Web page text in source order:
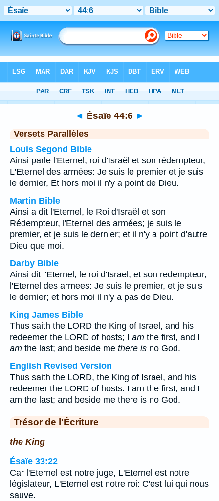
Chapitre 44> Verset 6
◄ Ésaïe 44:6 ►
Versets Parallèles
Louis Segond Bible
Ainsi parle l'Eternel, roi d'Israël et son rédempteur,
L'Eternel des armées: Je suis le premier et je suis
le dernier, Et hors moi il n'y a point de Dieu.
Martin Bible
Ainsi a dit l'Eternel, le Roi d'Israël et son
Rédempteur, l'Eternel des armées; je suis le
premier, et je suis le dernier; et il n'y a point d'autre
Dieu que moi.
Darby Bible
Ainsi dit l'Eternel, le roi d'Israel, et son redempteur,
l'Eternel des armees: Je suis le premier, et je suis
le dernier; et hors moi il n'y a pas de Dieu.
King James Bible
Thus saith the LORD the King of Israel, and his
redeemer the LORD of hosts; I am the first, and I
am the last; and beside me there is no God.
English Revised Version
Thus saith the LORD, the King of Israel, and his
redeemer the LORD of hosts: I am the first, and I
am the last; and beside me there is no God.
Trésor de l'Écriture
the King
Ésaïe 33:22
Car l'Eternel est notre juge, L'Eternel est notre
législateur, L'Eternel est notre roi: C'est lui qui nous
sauve.